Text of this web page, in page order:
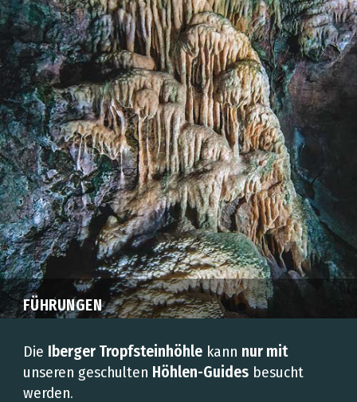
FÜHRUNGEN
Die Iberger Tropfsteinhöhlekann nur mit
unseren geschulten Höhlen-Guidesbesucht
werden.